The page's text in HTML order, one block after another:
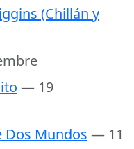
(Chillán y
— 19
Dos Mundos — 11